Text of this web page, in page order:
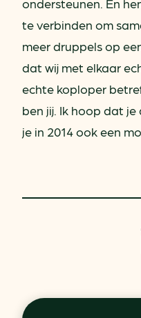
ondersteunen. En
te verbinden om
meer druppels op
dat wij met elkaar
echte koploper
ben jij. Ik hoop dat
je in 2014 ook een